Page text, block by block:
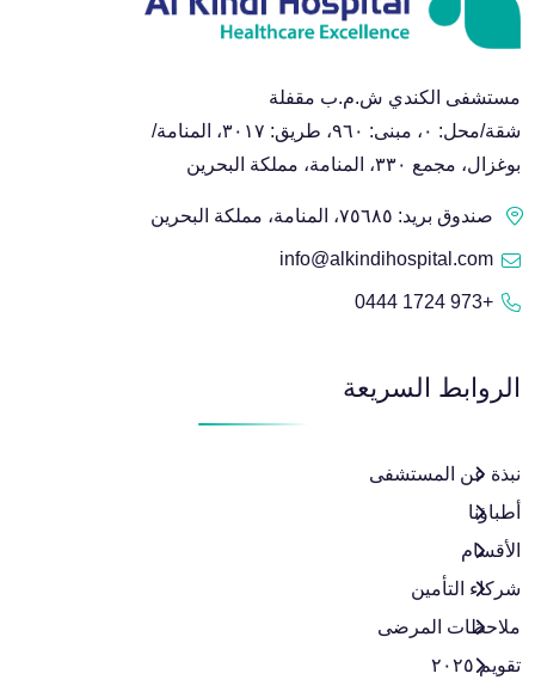
مستشفى الكندي ش.م.ب مقفلة
شقة/محل: ٠، مبنى: ٩٦٠، طريق: ٣٠١٧، المنامة/
بوغزال، مجمع ٣٣٠، المنامة، مملكة البحرين
صندوق بريد: ٧٥٦٨٥، المنامة، مملكة البحرين
info@alkindihospital.com
+973 1724 0444
الروابط السريعة
نبذة عن المستشفى
أطباؤنا
الأقسام
شركاء التأمين
ملاحظات المرضى
تقويم ٢٠٢٥